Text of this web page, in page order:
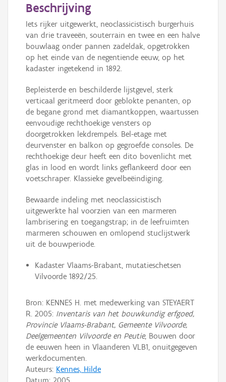
Beschrijving
Iets rijker uitgewerkt, neoclassicistisch burgerhuis
van drie traveeën, souterrain en twee en een halve
bouwlaag onder pannen zadeldak, opgetrokken
op het einde van de negentiende eeuw, op het
kadaster ingetekend in 1892.
Bepleisterde en beschilderde lijstgevel, sterk
verticaal geritmeerd door geblokte penanten, op
de begane grond met diamantkoppen, waartussen
eenvoudige rechthoekige vensters op
doorgetrokken lekdrempels. Bel-etage met
deurvenster en balkon op gegroefde consoles. De
rechthoekige deur heeft een dito bovenlicht met
glas in lood en wordt links geflankeerd door een
voetschraper. Klassieke gevelbeëindiging.
Bewaarde indeling met neoclassicistisch
uitgewerkte hal voorzien van een marmeren
lambrisering en toegangstrap; in de leefruimten
marmeren schouwen en omlopend stuclijstwerk
uit de bouwperiode.
Kadaster Vlaams-Brabant, mutatieschetsen
Vilvoorde 1892/25.
Bron: KENNES H. met medewerking van STEYAERT
R. 2005: Inventaris van het bouwkundig erfgoed,
Provincie Vlaams-Brabant, Gemeente Vilvoorde,
Deelgemeenten Vilvoorde en Peutie, Bouwen door
de eeuwen heen in Vlaanderen VLB1, onuitgegeven
werkdocumenten.
Auteurs: Kennes, Hilde